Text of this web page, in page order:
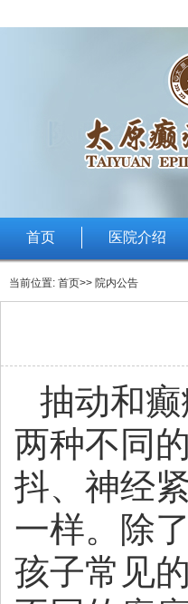
首页 医院介绍
当前位置: 首页>> 院内公告
抽动和
两种不同
抖、神经
一样。除
孩子常见